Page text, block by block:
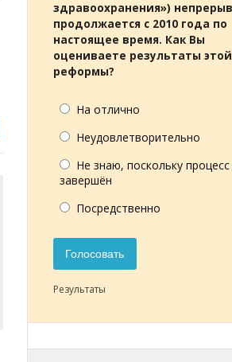
здравоохранения»)
продолжается с 2010 года по
настоящее время. Как Вы
оцениваете результаты этой
реформы?
На отлично
Неудовлетворительно
Не знаю, поскольку процесс
завершён
Посредственно
Голосовать
Результаты